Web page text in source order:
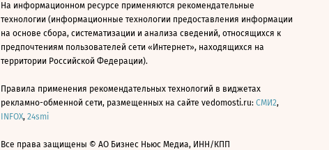
На информационном ресурсе применяются рекомендательные
технологии (информационные технологии предоставления информации
на основе сбора, систематизации и анализа сведений, относящихся к
предпочтениям пользователей сети «Интернет», находящихся на
территории Российской Федерации).
Правила применения рекомендательных технологий в виджетах
рекламно-обменной сети, размещенных на сайте vedomosti.ru: СМИ2,
INFOX, 24smi
Все права защищены © АО Бизнес Ньюс Медиа, ИНН/КПП